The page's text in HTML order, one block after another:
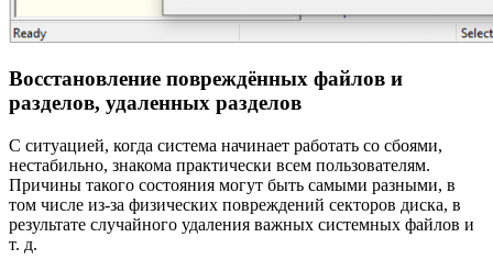
Восстановление повреждённых файлов и
разделов, удаленных разделов
С ситуацией, когда система начинает работать со сбоями,
нестабильно, знакома практически всем пользователям.
Причины такого состояния могут быть самыми разными, в
том числе из-за физических повреждений секторов диска, в
результате случайного удаления важных системных файлов и
т. д.